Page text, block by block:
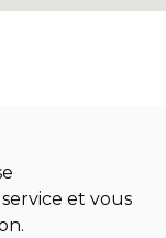
et vous